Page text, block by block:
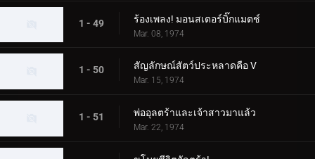
1 - 49 ร้องเพลง! มอนสเตอร์บิ๊กแมตช์
Mar. 08, 1974
1 - 50 สัญลักษณ์สัตว์ประหลาดคือ V
Mar. 15, 1974
1 - 51 พ่ออุลตร้าและเจ้าสาวมาแล้ว
Mar. 22, 1974